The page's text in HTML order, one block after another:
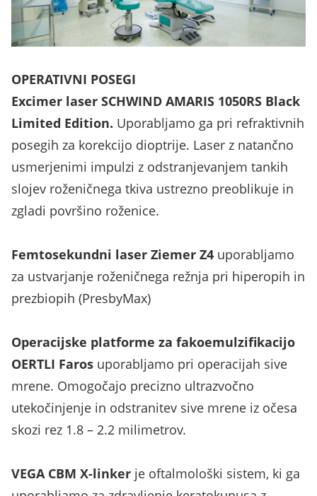
OPERATIVNI POSEGI
Excimer laser SCHWIND AMARIS 1050RS Black
Limited Edition. Uporabljamo ga pri refraktivnih
posegih za korekcijo dioptrije. Laser z natančno
usmerjenimi impulzi z odstranjevanjem tankih
slojev roženičnega tkiva ustrezno preoblikuje in
zgladi površino roženice.
Femtosekundni laser Ziemer Z4 uporabljamo
za ustvarjanje roženičnega režnja pri hiperopih in
prezbiopih (PresbyMax)
Operacijske platforme za fakoemulzifikacijo
OERTLI Faros uporabljamo pri operacijah sive
mrene. Omogočajo precizno ultrazvočno
utekočinjenje in odstranitev sive mrene iz očesa
skozi rez 1.8 – 2.2 milimetrov.
VEGA CBM X-linker je oftalmološki sistem, ki ga